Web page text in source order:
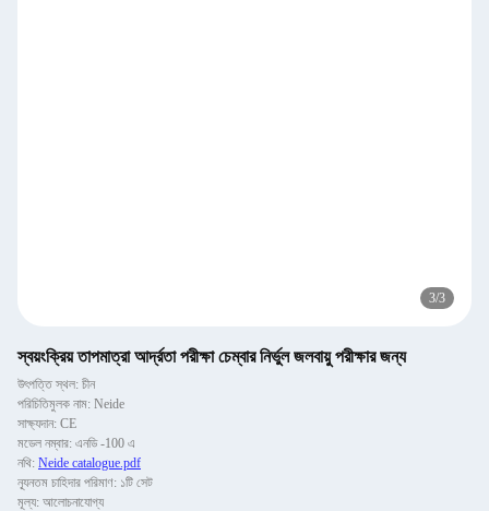
3/3
স্বয়ংক্রিয় তাপমাত্রা আর্দ্রতা পরীক্ষা চেম্বার নির্ভুল জলবায়ু পরীক্ষার জন্য
উৎপত্তি স্থল: চীন
পরিচিতিমুলক নাম: Neide
সাক্ষ্যদান: CE
মডেল নম্বার: এনডি -100 এ
নথি: Neide catalogue.pdf
ন্যূনতম চাহিদার পরিমাণ: ১টি সেট
মূল্য: আলোচনাযোগ্য